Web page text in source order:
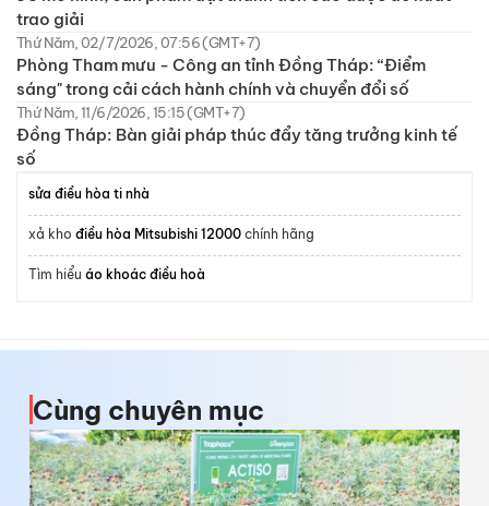
trao giải
Thứ Năm, 02/7/2026, 07:56 (GMT+7)
Phòng Tham mưu - Công an tỉnh Đồng Tháp: “Điểm
sáng" trong cải cách hành chính và chuyển đổi số
Thứ Năm, 11/6/2026, 15:15 (GMT+7)
Đồng Tháp: Bàn giải pháp thúc đẩy tăng trưởng kinh tế
số
sửa điều hòa ti nhà
xả kho điều hòa Mitsubishi 12000 chính hãng
Tìm hiểu áo khoác điều hoà
Cùng chuyên mục